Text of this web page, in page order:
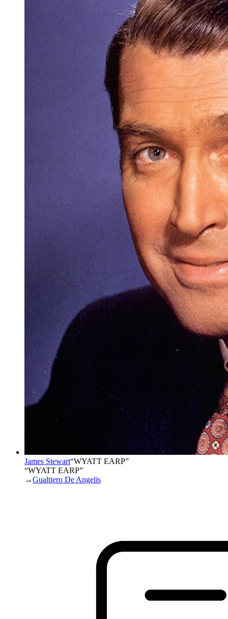
James Stewart“WYATT EARP”
“WYATT EARP”
→Gualtiero De Angelis